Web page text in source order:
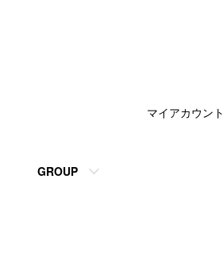
GROUP
マイアカウント